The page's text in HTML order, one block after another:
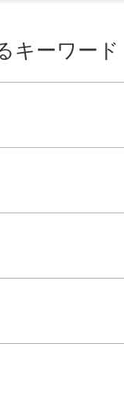
キーワード